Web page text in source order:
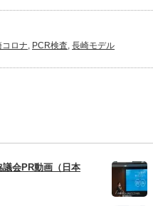
コロナ, PCR検査, 長崎モデル
会PR動画（日本